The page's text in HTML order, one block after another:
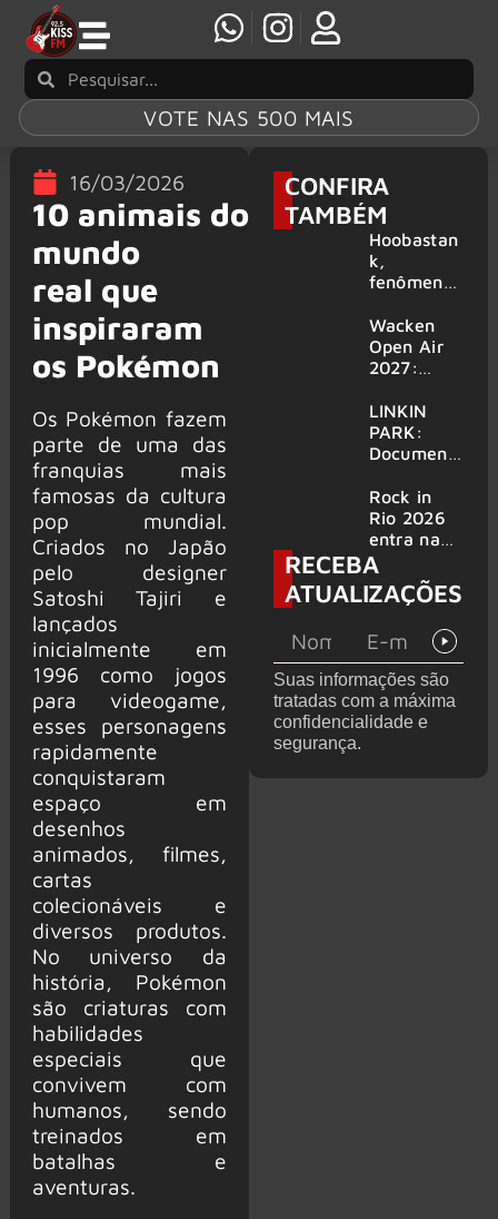
VOTE NAS 500 MAIS
16/03/2026
10 animais do
mundo
real que
inspiraram
os Pokémon
Os Pokémon fazem
parte de uma das
franquias mais
famosas da cultura
pop mundial.
Criados no Japão
pelo designer
Satoshi Tajiri e
lançados
inicialmente em
1996 como jogos
para videogame,
esses personagens
rapidamente
conquistaram
espaço em
desenhos
animados, filmes,
cartas
colecionáveis e
diversos produtos.
No universo da
história, Pokémon
são criaturas com
habilidades
especiais que
convivem com
humanos, sendo
treinados em
batalhas e
aventuras.
CONFIRA
TAMBÉM
Hoobastan
k,
fenômeno
rock anos
2000,
volta ao
6 shows
Wacken
Open Air
2027:
amplia
line-up e
já
mais de 50
bandas
LINKIN
PARK:
Document
‘Unshatter’
e álbum ao
vivo são
anunciados
Rock in
Rio 2026
entra na
reta final
com
Cidade do
montagem
acelerada
e line-up
completo
confirmad
RECEBA
ATUALIZAÇÕES
Suas informações são
tratadas com a máxima
confidencialidade e
segurança.